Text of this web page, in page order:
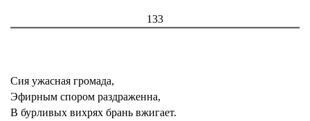
133
Сия ужасная громада,
Эфирным спором раздраженна,
В бурливых вихрях брань вжигает.